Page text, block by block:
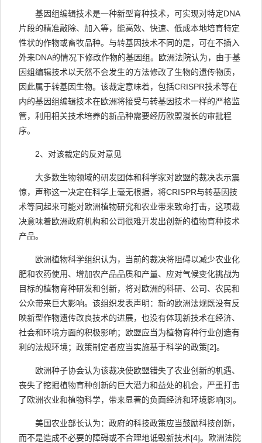
基因组编辑技术是一种新型育种技术，可实现对特定DNA
片段的精准敲除、加入等，能高效、快速、低成本地培育特定
性状的作物或畜牧品种。与转基因技术不同的是，可在不插入
外来DNA的情况下修改作物的基因组。欧洲法院认为，由于基
因组编辑技术以天然不会发生的方法修改了生物的遗传物质，
因此属于转基因生物。该裁定意味着，包括CRISPR技术等在
内的基因组编辑技术在欧洲将接受与转基因技术一样的严格监
管，利用相关技术培养的新品种需要经历欧盟漫长的审批程
序。
2、对该裁定的反对意见
大多数生物领域的研发团体和科学家对欧盟的裁决表示震
惊，声称这一决定在科学上毫无根据，将CRISPR与转基因技
术等同起来可能对欧洲植物研究和农业带来致命打击，这项裁
决意味着欧洲政府机构和公司很难开发出创新的植物育种技术
产品。
欧洲植物科学组织认为，当前的裁决将阻碍以减少农业化
肥和农药使用、增加农产品品质和产量、应对气候变化挑战为
目标的植物育种研发和创新，将对欧洲的科研、公司、农民和
公众带来巨大影响。该组织发表声明：新的欧洲法规既没有反
映新型作物遗传改良技术的进展，也没有体现新技术在经济、
社会和环境方面的积极影响；欧盟应当为植物育种行业创造有
利的法规环境；政策制定者应当实施基于科学的政策[2]。
欧洲种子协会认为该裁决使欧盟错失了农业创新的机遇、
丧失了挖掘植物育种创新的巨大潜力和益处的机会，严重打击
了欧洲农业和植物科学，带来显著的负面经济和环境影响[3]。
美国农业部长认为：政府的科技政策应当鼓励科技创新，
而不是造成不必要的障碍或不合理地诋毁新技术[4]。欧洲法院